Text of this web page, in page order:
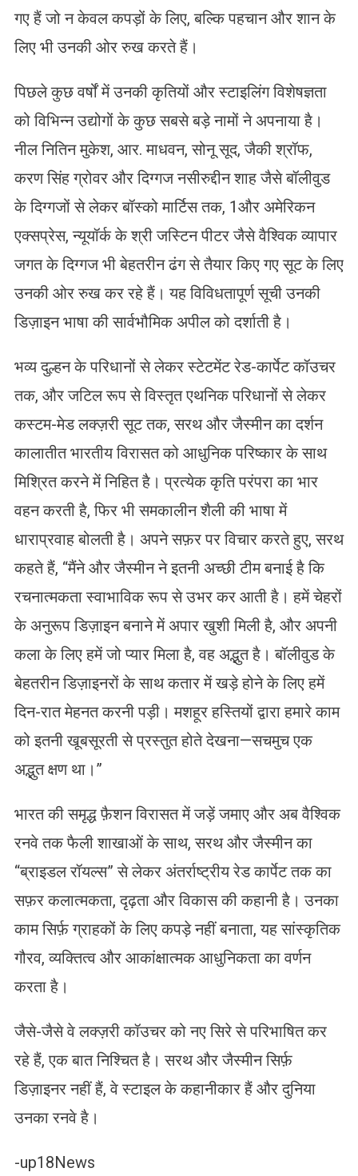
गए हैं जो न केवल कपड़ों के लिए, बल्कि पहचान और शान के
लिए भी उनकी ओर रुख करते हैं।
पिछले कुछ वर्षों में उनकी कृतियों और स्टाइलिंग विशेषज्ञता
को विभिन्न उद्योगों के कुछ सबसे बड़े नामों ने अपनाया है।
नील नितिन मुकेश, आर. माधवन, सोनू सूद, जैकी श्रॉफ,
करण सिंह ग्रोवर और दिग्गज नसीरुद्दीन शाह जैसे बॉलीवुड
के दिग्गजों से लेकर बॉस्को मार्टिस तक, 1और अमेरिकन
एक्सप्रेस, न्यूयॉर्क के श्री जस्टिन पीटर जैसे वैश्विक व्यापार
जगत के दिग्गज भी बेहतरीन ढंग से तैयार किए गए सूट के लिए
उनकी ओर रुख कर रहे हैं। यह विविधतापूर्ण सूची उनकी
डिज़ाइन भाषा की सार्वभौमिक अपील को दर्शाती है।
भव्य दुल्हन के परिधानों से लेकर स्टेटमेंट रेड-कार्पेट कॉउचर
तक, और जटिल रूप से विस्तृत एथनिक परिधानों से लेकर
कस्टम-मेड लक्ज़री सूट तक, सरथ और जैस्मीन का दर्शन
कालातीत भारतीय विरासत को आधुनिक परिष्कार के साथ
मिश्रित करने में निहित है। प्रत्येक कृति परंपरा का भार
वहन करती है, फिर भी समकालीन शैली की भाषा में
धाराप्रवाह बोलती है। अपने सफ़र पर विचार करते हुए, सरथ
कहते हैं, “मैंने और जैस्मीन ने इतनी अच्छी टीम बनाई है कि
रचनात्मकता स्वाभाविक रूप से उभर कर आती है। हमें चेहरों
के अनुरूप डिज़ाइन बनाने में अपार खुशी मिली है, और अपनी
कला के लिए हमें जो प्यार मिला है, वह अद्भुत है। बॉलीवुड के
बेहतरीन डिज़ाइनरों के साथ कतार में खड़े होने के लिए हमें
दिन-रात मेहनत करनी पड़ी। मशहूर हस्तियों द्वारा हमारे काम
को इतनी खूबसूरती से प्रस्तुत होते देखना—सचमुच एक
अद्भुत क्षण था।”
भारत की समृद्ध फ़ैशन विरासत में जड़ें जमाए और अब वैश्विक
रनवे तक फैली शाखाओं के साथ, सरथ और जैस्मीन का
“ब्राइडल रॉयल्स” से लेकर अंतर्राष्ट्रीय रेड कार्पेट तक का
सफ़र कलात्मकता, दृढ़ता और विकास की कहानी है। उनका
काम सिर्फ़ ग्राहकों के लिए कपड़े नहीं बनाता, यह सांस्कृतिक
गौरव, व्यक्तित्व और आकांक्षात्मक आधुनिकता का वर्णन
करता है।
जैसे-जैसे वे लक्ज़री कॉउचर को नए सिरे से परिभाषित कर
रहे हैं, एक बात निश्चित है। सरथ और जैस्मीन सिर्फ़
डिज़ाइनर नहीं हैं, वे स्टाइल के कहानीकार हैं और दुनिया
उनका रनवे है।
-up18News